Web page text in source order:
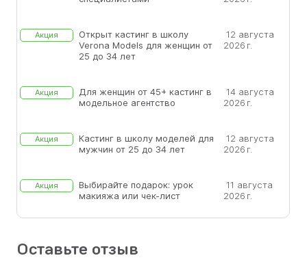
Акция
Открыт кастинг в школу
Verona Models для женщин от
25 до 34 лет
12 августа
2026 г.
Акция
Для женщин от 45+ кастинг в
модельное агентство
14 августа
2026 г.
Акция
Кастинг в школу моделей для
мужчин от 25 до 34 лет
12 августа
2026 г.
Акция
Выбирайте подарок: урок
макияжа или чек-лист
11 августа
2026 г.
Оставьте отзыв